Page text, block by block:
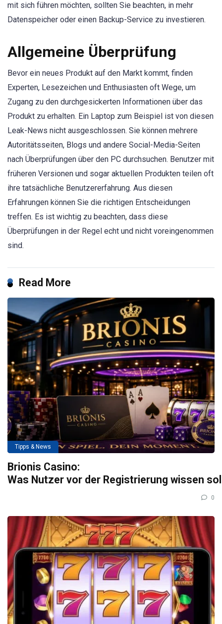
mit sich führen möchten, sollten Sie beachten, in mehr
Datenspeicher oder einen Backup-Service zu investieren.
Allgemeine Überprüfung
Bevor ein neues Produkt auf den Markt kommt, finden
Experten, Lesezeichen und Enthusiasten oft Wege, um
Zugang zu den durchgesickerten Informationen über das
Produkt zu erhalten. Ein Laptop zum Beispiel ist von diesen
Leak-News nicht ausgeschlossen. Sie können mehrere
Autoritätsseiten, Blogs und andere Social-Media-Seiten
nach Überprüfungen über den PC durchsuchen. Benutzer mit
früheren Versionen und sogar aktuellen Produkten teilen oft
ihre tatsächliche Benutzererfahrung. Aus diesen
Erfahrungen können Sie die richtigen Entscheidungen
treffen. Es ist wichtig zu beachten, dass diese
Überprüfungen in der Regel echt und nicht voreingenommen
sind.
Read More
Tipps & News
Brionis Casino:
Was Nutzer vor der Registrierung wissen
0